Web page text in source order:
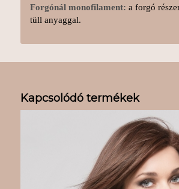
Forgónál monofilament: a forgó
tüll anyaggal.
Kapcsolódó termékek